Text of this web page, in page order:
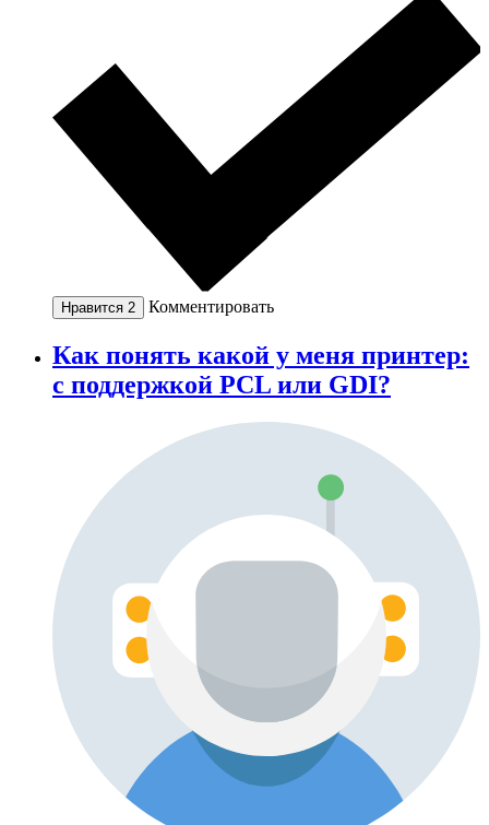
Нравится 2 Комментировать
Как понять какой у меня принтер:
с поддержкой PCL или GDI?